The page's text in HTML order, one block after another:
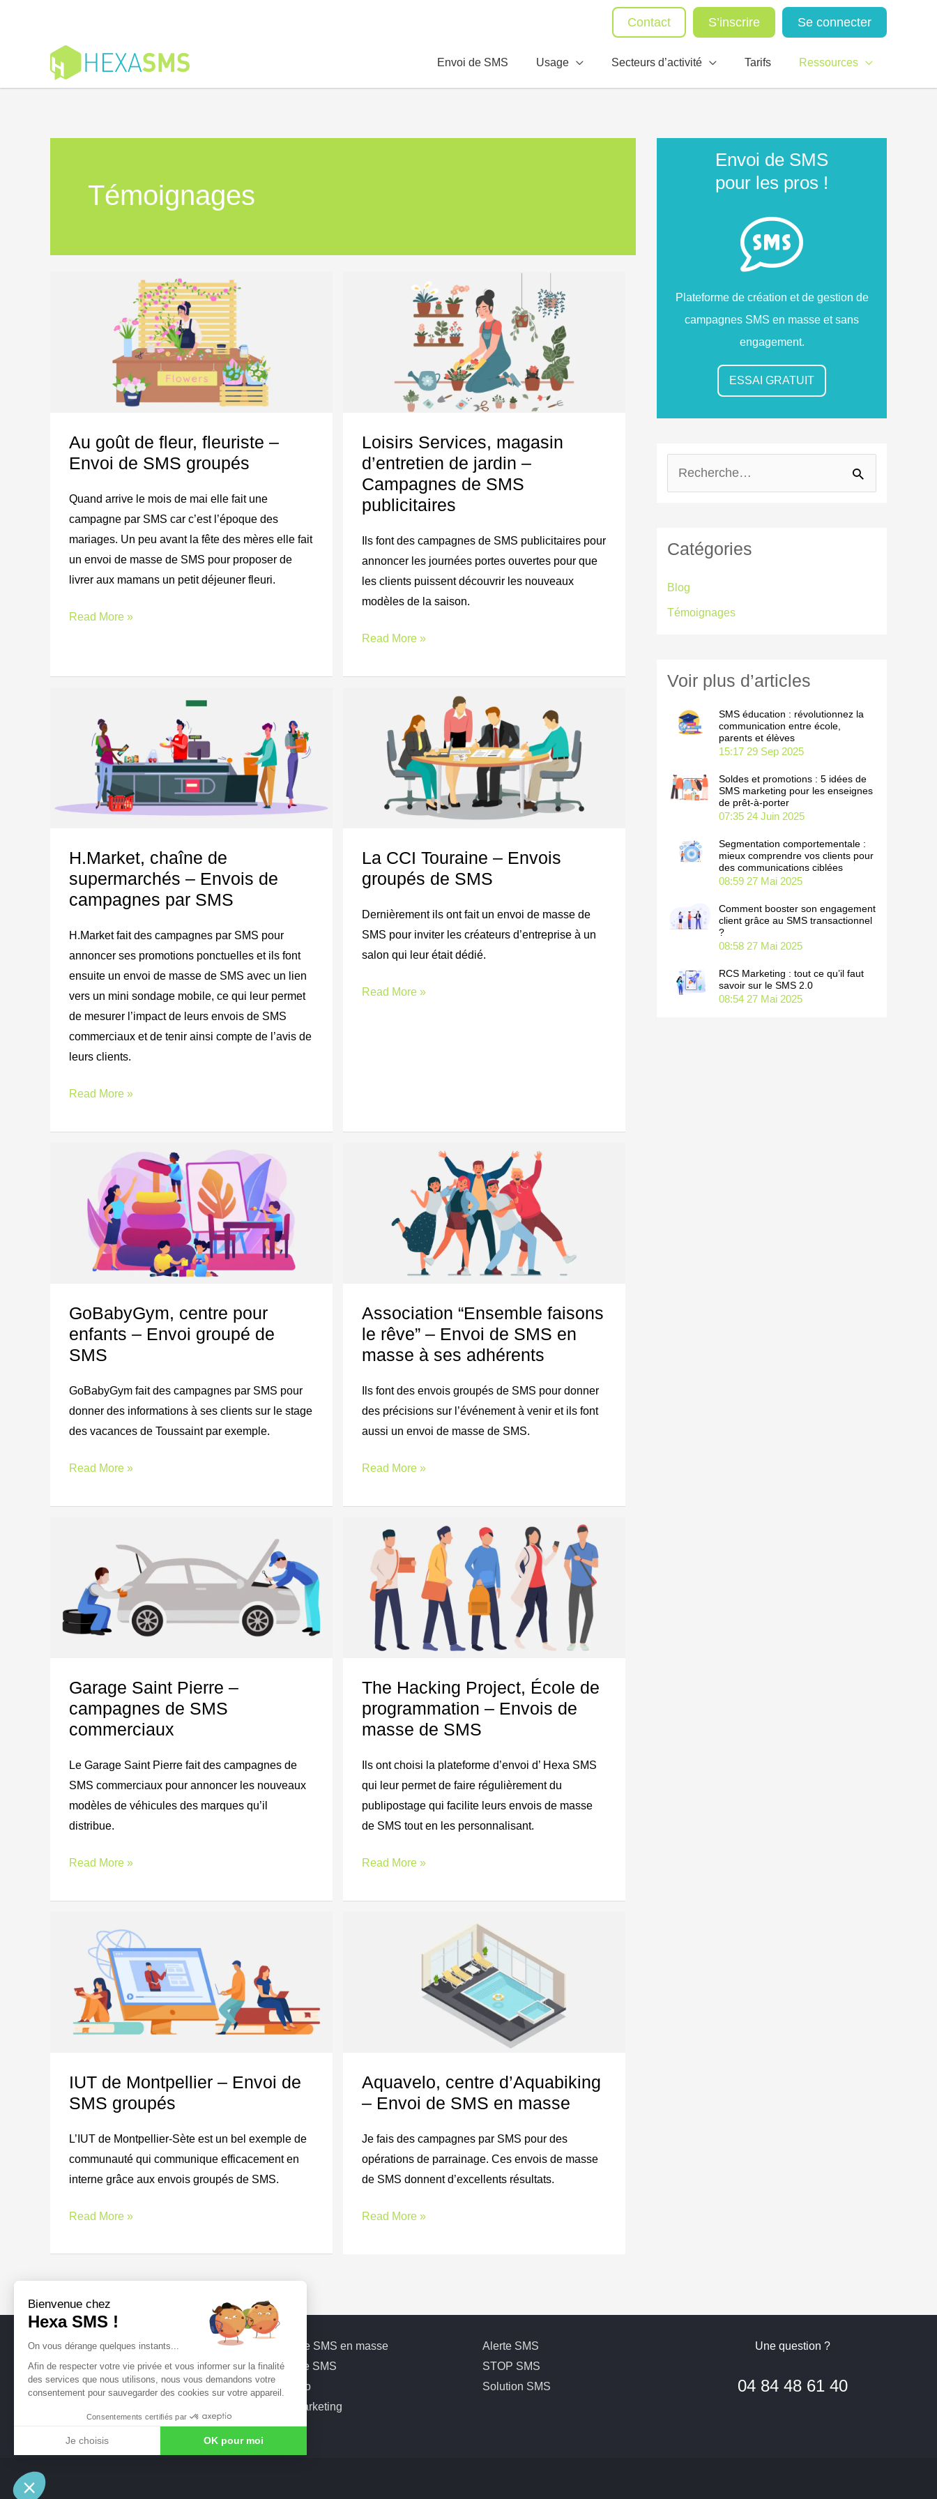
Contact S’inscrire Se connecter
Envoi de SMS Usage Secteurs d’activité Tarifs Ressources
Témoignages
Au goût de fleur, fleuriste –
Envoi de SMS groupés
Quand arrive le mois de mai elle fait une
campagne par SMS car c’est l’époque des
mariages. Un peu avant la fête des mères elle fait
un envoi de masse de SMS pour proposer de
livrer aux mamans un petit déjeuner fleuri.
de
SMS
Read More »
Loisirs Services, magasin
d’entretien de jardin –
Campagnes de SMS
publicitaires
Ils font des campagnes de SMS publicitaires pour
annoncer les journées portes ouvertes pour que
les clients puissent découvrir les nouveaux
modèles de la saison.
Campagnes
de
SMS
publicitaires
Read More »
H.Market, chaîne de
supermarchés – Envois de
campagnes par SMS
H.Market fait des campagnes par SMS pour
annoncer ses promotions ponctuelles et ils font
ensuite un envoi de masse de SMS avec un lien
vers un mini sondage mobile, ce qui leur permet
de mesurer l’impact de leurs envois de SMS
commerciaux et de tenir ainsi compte de l’avis de
leurs clients.
chaîne
supermarchés
Envois
campagnes
par
SMS
Read More »
La CCI Touraine – Envois
groupés de SMS
Dernièrement ils ont fait un envoi de masse de
SMS pour inviter les créateurs d’entreprise à un
salon qui leur était dédié.
Touraine
Envois
groupés
SMS
Read More »
GoBabyGym, centre pour
enfants – Envoi groupé de
SMS
GoBabyGym fait des campagnes par SMS pour
donner des informations à ses clients sur le stage
des vacances de Toussaint par exemple.
GoBabyGym,
pour
enfants
Envoi
de
SMS
Read More »
Association “Ensemble faisons
le rêve” – Envoi de SMS en
masse à ses adhérents
Ils font des envois groupés de SMS pour donner
des précisions sur l’événement à venir et ils font
aussi un envoi de masse de SMS.
“Ensemble
de
SMS
en
à
ses
adhérents
Read More »
Garage Saint Pierre –
campagnes de SMS
commerciaux
Le Garage Saint Pierre fait des campagnes de
SMS commerciaux pour annoncer les nouveaux
modèles de véhicules des marques qu’il
distribue.
Pierre
–
campagnes
commerciaux
Read More »
The Hacking Project, École de
programmation – Envois de
masse de SMS
Ils ont choisi la plateforme d’envoi d’ Hexa SMS
qui leur permet de faire régulièrement du
publipostage qui facilite leurs envois de masse
de SMS tout en les personnalisant.
Hacking
Project,
École
programmation
Envois
de
masse
SMS
Read More »
IUT de Montpellier – Envoi de
SMS groupés
L’IUT de Montpellier-Sète est un bel exemple de
communauté qui communique efficacement en
interne grâce aux envois groupés de SMS.
Montpellier
Envoi
groupés
Read More »
Aquavelo, centre d’Aquabiking
– Envoi de SMS en masse
Je fais des campagnes par SMS pour des
opérations de parrainage. Ces envois de masse
de SMS donnent d’excellents résultats.
en
masse
Read More »
Envoi de SMS
pour les pros !
Plateforme de création et de gestion de
campagnes SMS en masse et sans
engagement.
ESSAI GRATUIT
h
e
Catégories
Blog
Témoignages
Voir plus d’articles
SMS éducation : révolutionnez la
communication entre école,
parents et élèves
15:17 29 Sep 2025
Soldes et promotions : 5 idées de
SMS marketing pour les enseignes
de prêt-à-porter
07:35 24 Juin 2025
Segmentation comportementale :
mieux comprendre vos clients pour
des communications ciblées
08:59 27 Mai 2025
Comment booster son engagement
client grâce au SMS transactionnel
?
08:58 27 Mai 2025
RCS Marketing : tout ce qu’il faut
savoir sur le SMS 2.0
08:54 27 Mai 2025
Support
CGVU
Protection des données
Envoi de SMS en masse
Publicite SMS
SMS Pro
SMS Marketing
Alerte SMS
STOP SMS
Solution SMS
Une question ?
04 84 48 61 40
Bienvenue chez
Hexa SMS !
On vous dérange quelques instants...
Afin de respecter votre vie privée et vous informer sur la finalité
des services que nous utilisons, nous vous demandons votre
consentement pour sauvegarder des cookies sur votre appareil.
Consentements certifiés par
Je choisis OK pour moi